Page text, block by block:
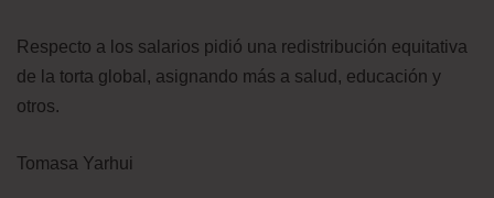
Respecto a los salarios pidió una redistribución equitativa
de la torta global, asignando más a salud, educación y
otros.
Tomasa Yarhui